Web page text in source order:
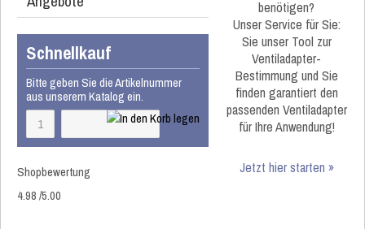
Schnellkauf
Bitte geben Sie die Artikelnummer
aus unserem Katalog ein.
Shopbewertung
4.98/5.00
benötigen?
Unser Service für Sie:
Sie unser Tool zur
Ventiladapter-
Bestimmung und Sie
finden garantiert den
passenden Ventiladapter
für Ihre Anwendung!
Jetzt hier starten »